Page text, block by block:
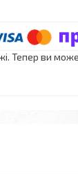
Тепер ви